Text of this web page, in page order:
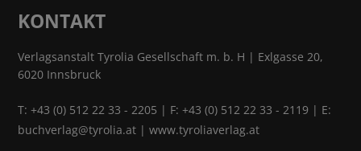
KONTAKT
Verlagsanstalt Tyrolia Gesellschaft m. b. H | Exlgasse 20,
6020 Innsbruck
T:+43 (0) 512 22 33 - 2205 | F: +43 (0) 512 22 33 - 2119 | E:
buchverlag@tyrolia.at |www.tyroliaverlag.at